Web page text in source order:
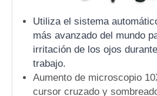
Utiliza el sistema
más avanzado del mundo
irritación de los ojos
trabajo.
Aumento de microscopio
cursor cruzado y